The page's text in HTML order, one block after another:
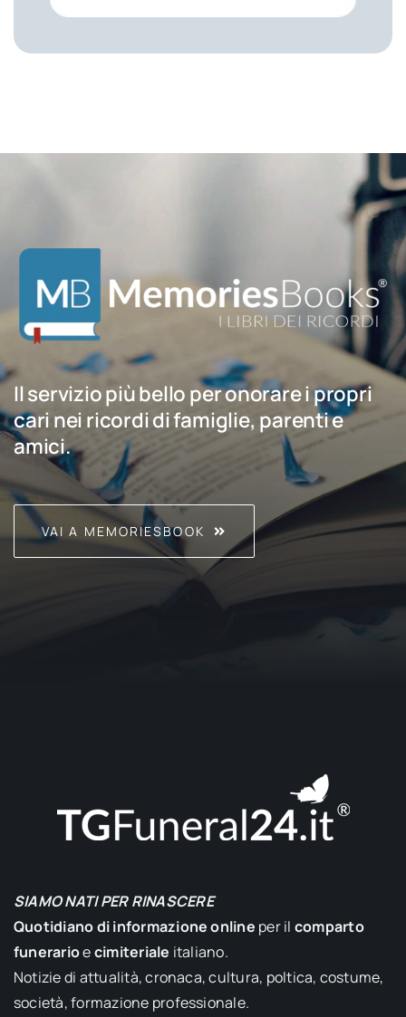
Il servizio più bello per onorare i propri
cari nei ricordi di famiglie, parenti e
amici.
VAI A MEMORIESBOOK
SIAMO NATI PER RINASCERE
Quotidiano di informazione online per il comparto
funerarioecimiteriale italiano.
Notizie di attualità, cronaca, cultura, poltica, costume,
società, formazione professionale.